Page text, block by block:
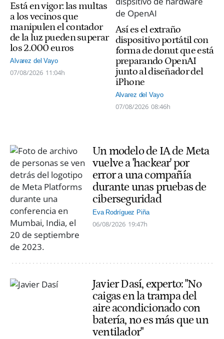
Está en vigor: las multas
a los vecinos que
manipulen el contador
de la luz pueden superar
los 2.000 euros
Alvarez del Vayo
07/08/2026 11:04h
Así es el extraño
dispositivo portátil con
forma de donut que está
preparando OpenAI
junto al diseñador del
iPhone
Alvarez del Vayo
07/08/2026 08:46h
Un modelo de IA de Meta
vuelve a 'hackear' por
error a una compañía
durante unas pruebas de
ciberseguridad
Eva Rodríguez Piña
06/08/2026 19:47h
Javier Dasí, experto: "No
caigas en la trampa del
aire acondicionado con
batería, no es más que un
ventilador"